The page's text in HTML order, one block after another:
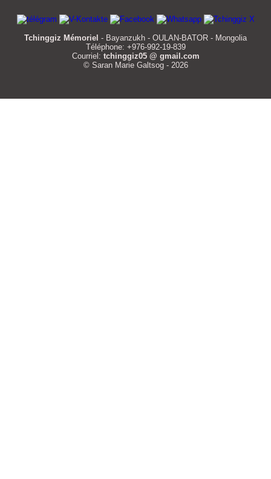
Tchinggiz Mémoriel - Bayanzukh - OULAN-BATOR - Mongolia
Téléphone: +976-992-19-839
Courriel: tchinggiz05 @ gmail.com
© Saran Marie Galtsog - 2026